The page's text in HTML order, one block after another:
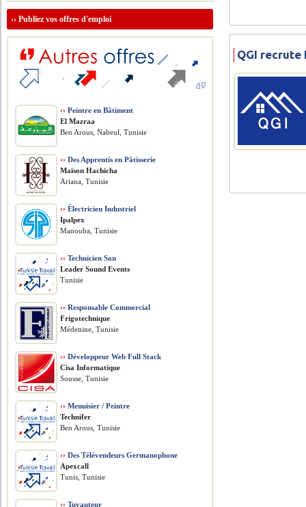
QGI recrute
››Publiez vos offres d'emploi
›› Peintre en Bâtiment
El Mazraa
Ben Arous, Nabeul, Tunisie
›› Des Apprentis en Pâtisserie
Maison Hachicha
Ariana, Tunisie
›› Électricien Industriel
Ipalpex
Manouba, Tunisie
›› Technicien Son
Leader Sound Events
Tunisie
›› Responsable Commercial
Frigotechnique
Médenine, Tunisie
›› Développeur Web Full Stack
Cisa Informatique
Sousse, Tunisie
›› Menuisier / Peintre
Technifer
Ben Arous, Tunisie
›› Des Télévendeurs Germanophone
Apexcall
Tunis, Tunisie
›› Tuyauteur